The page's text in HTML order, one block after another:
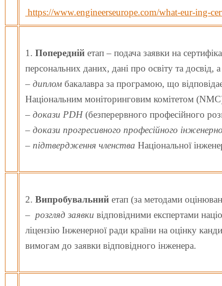
https://www.engineerseurope.com/what-eur-ing-
1. Попередній етап – подача заявки на
персональних даних, дані про освіту та досвід,
– диплом бакалавра за програмою, що
Національним моніторинговим комітетом
– докази PDH(безперервного професійного
– докази прогресивного професійного
– підтвердження членства Національної
2. Випробувальний етап (за методами
– розгляд заявки відповідними експертами
ліцензію Інженерної ради країни на оцінку
вимогам до заявки відповідного інженера.